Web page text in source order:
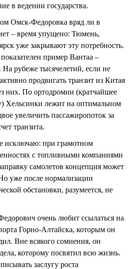
в ведении государства.
Омск-Федоровка вряд ли в
– время упущено: Тюмень,
уже закрывают эту потребность.
пример Вантаа –
рубеже тысячелетий, если не
продвигать транзит из Китая
них. По ортодромии (кратчайшее
Хельсинки лежит на оптимальном
увеличить пассажиропоток за
транзита.
исключаю: при грамотном
с топливными компаниями
самолетов концепция может
уже после нормализации
обстановки, разумеется, не
очень любит ссылаться на
Горно-Алтайска, которым он
Вне всякого сомнения, он
которому посвятил всю жизнь.
заслугу роста